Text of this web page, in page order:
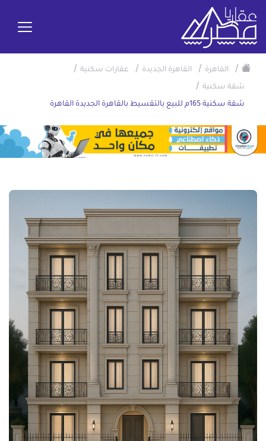
/ القاهرة / القاهرة الجديدة / عقارات سكنية /
شقة سكنية /
شقة سكنية 165م للبيع بالتقسيط بالقاهرة الجديدة القاهرة